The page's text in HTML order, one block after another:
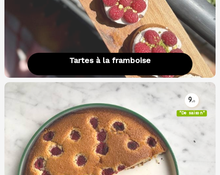
Tartes à la framboise
9.0
"De saison"